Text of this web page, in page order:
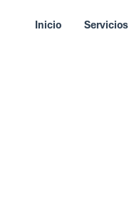
Inicio Servicios